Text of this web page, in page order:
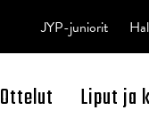
Open Search
Ottelut Liput ja
JYP-juniorit